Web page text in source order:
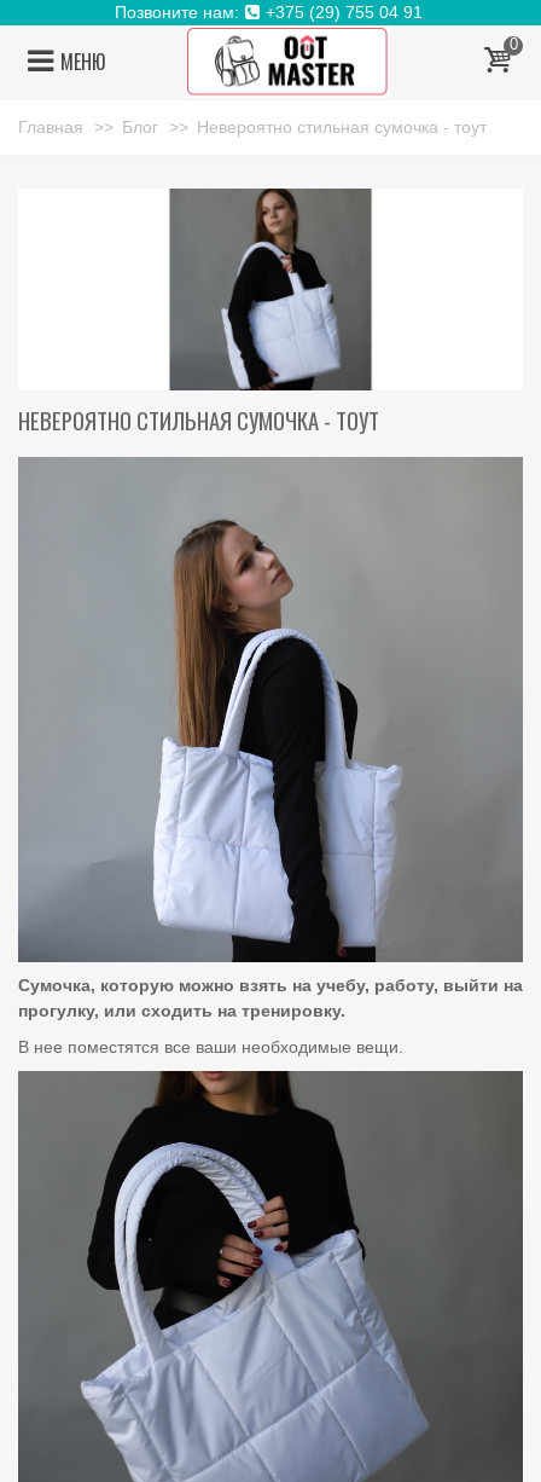
Позвоните нам: +375 (29) 755 04 91
МЕНЮ
0
Главная >> Блог >> Невероятно стильная сумочка - тоут
НЕВЕРОЯТНО СТИЛЬНАЯ СУМОЧКА - ТОУТ
Сумочка, которую можно взять на учебу, работу, выйти на
прогулку, или сходить на тренировку.
В нее поместятся все ваши необходимые вещи.